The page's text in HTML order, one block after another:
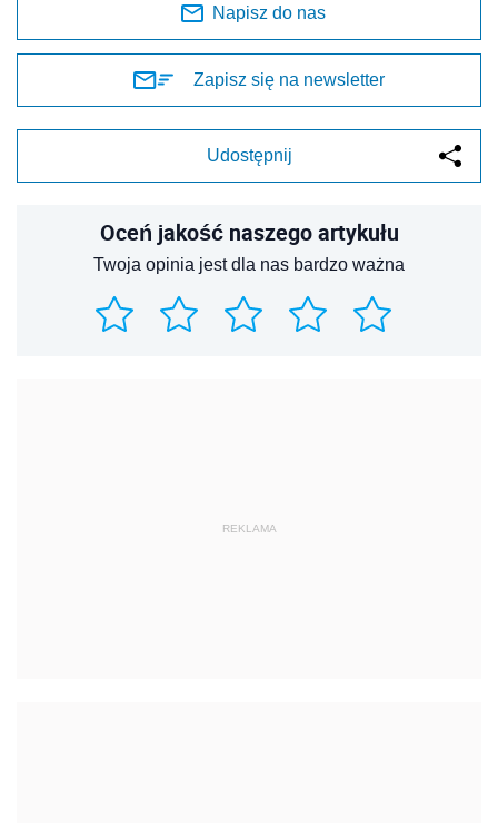
Napisz do nas
Zapisz się na newsletter
Udostępnij
Oceń jakość naszego artykułu
Twoja opinia jest dla nas bardzo ważna
REKLAMA